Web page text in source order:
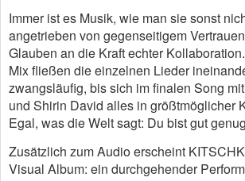
Immer ist es Musik, wie man sie sonst
angetrieben von gegenseitigem
Glauben an die Kraft echter
Mix fließen die einzelnen Lieder
zwangsläufig, bis sich im finalen Song
und Shirin David alles in größtmöglicher
Egal, was die Welt sagt: Du bist gut
Zusätzlich zum Audio erscheint
Visual Album: ein durchgehender